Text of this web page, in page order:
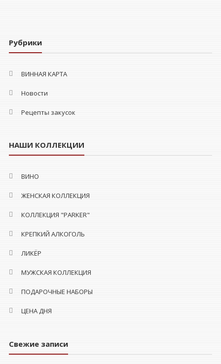
Рубрики
ВИННАЯ КАРТА
Новости
Рецепты закусок
НАШИ КОЛЛЕКЦИИ
ВИНО
ЖЕНСКАЯ КОЛЛЕКЦИЯ
КОЛЛЕКЦИЯ "PARKER"
КРЕПКИЙ АЛКОГОЛЬ
ЛИКЁР
МУЖСКАЯ КОЛЛЕКЦИЯ
ПОДАРОЧНЫЕ НАБОРЫ
ЦЕНА ДНЯ
Свежие записи